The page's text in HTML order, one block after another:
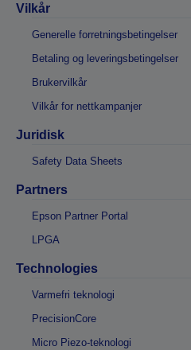
Vilkår
Generelle forretningsbetingelser
Betaling og leveringsbetingelser
Brukervilkår
Vilkår for nettkampanjer
Juridisk
Safety Data Sheets
Partners
Epson Partner Portal
LPGA
Technologies
Varmefri teknologi
PrecisionCore
Micro Piezo-teknologi